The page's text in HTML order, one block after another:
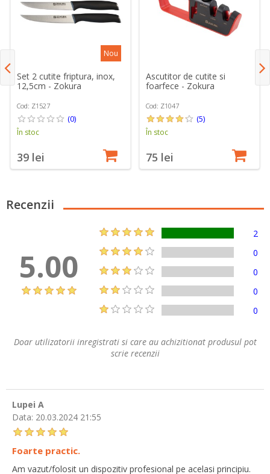
Nou
Set 2 cutite friptura, inox,
12,5cm - Zokura
Cod: Z1527
(0)
În stoc
39 lei
Ascutitor de cutite si
foarfece - Zokura
Cod: Z1047
(5)
În stoc
75 lei
Recenzii
5.00
2
0
0
0
0
Doar utilizatorii inregistrati si care au achizitionat produsul pot
scrie recenzii
Lupei A
Data: 20.03.2024 21:55
Foarte practic.
Am vazut/folosit un dispozitiv profesional pe acelasi principiu.